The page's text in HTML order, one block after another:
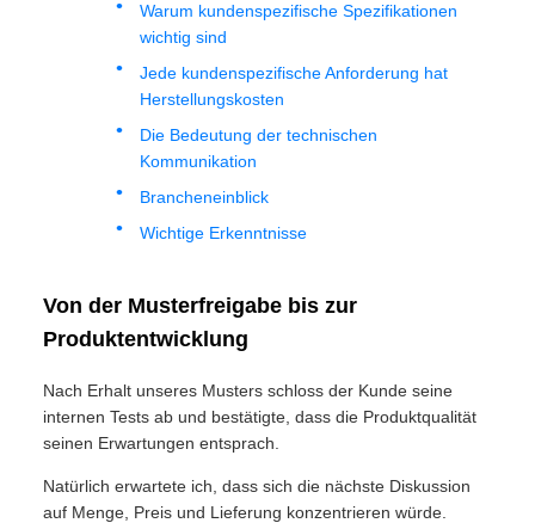
Warum kundenspezifische Spezifikationen
wichtig sind
Jede kundenspezifische Anforderung hat
Herstellungskosten
Die Bedeutung der technischen
Kommunikation
Brancheneinblick
Wichtige Erkenntnisse
Von der Musterfreigabe bis zur
Produktentwicklung
Nach Erhalt unseres Musters schloss der Kunde seine
internen Tests ab und bestätigte, dass die Produktqualität
seinen Erwartungen entsprach.
Natürlich erwartete ich, dass sich die nächste Diskussion
auf Menge, Preis und Lieferung konzentrieren würde.